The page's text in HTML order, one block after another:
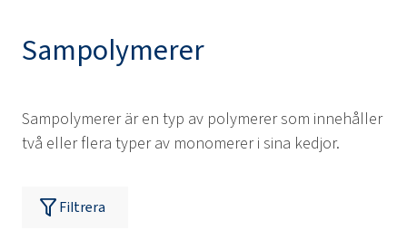
Sampolymerer
Sampolymerer är en typ av polymerer som innehåller
två eller flera typer av monomerer i sina kedjor.
Filtrera